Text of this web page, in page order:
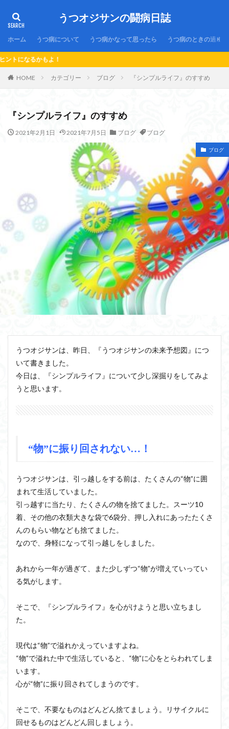
うつオジサンの闘病日誌
ホーム うつ病について うつ病かなって思ったら うつ病のときの過ご
HOME カテゴリー ブログ 『シンプルライフ』のすすめ
『シンプルライフ』のすすめ
2021年2月1日 2021年7月5日 ブログ ブログ
ブログ
うつオジサンは、昨日、『うつオジサンの未来予想図』につ
いて書きました。
今日は、『シンプルライフ』について少し深掘りをしてみよ
うと思います。
“物”に振り回されない…！
うつオジサンは、引っ越しをする前は、たくさんの“物”に囲
まれて生活していました。
引っ越すに当たり、たくさんの物を捨てました。スーツ10
着、その他の衣類大きな袋で6袋分、押し入れにあったたくさ
んのもらい物なども捨てました。
なので、身軽になって引っ越しをしました。
あれから一年が過ぎて、また少しずつ“物”が増えていってい
る気がします。
そこで、『シンプルライフ』を心がけようと思い立ちまし
た。
現代は“物”で溢れかえっていますよね。
“物”で溢れた中で生活していると、“物”に心をとらわれてしま
います。
心が“物”に振り回されてしまうのです。
そこで、不要なものはどんどん捨てましょう。リサイクルに
回せるものはどんどん回しましょう。